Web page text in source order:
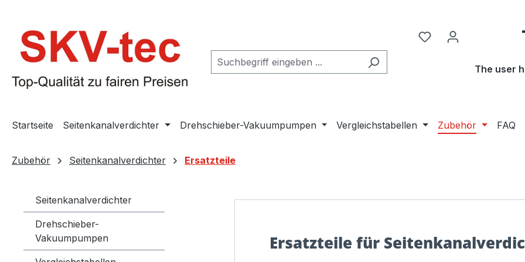
The user
Startseite Seitenkanalverdichter Drehschieber-Vakuumpumpen Vergleichstabellen Zubehör FAQ
Zubehör Seitenkanalverdichter Ersatzteile
Seitenkanalverdichter
Drehschieber-
Vakuumpumpen
Ersatzteile für